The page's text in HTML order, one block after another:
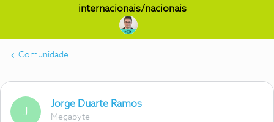
internacionais/nacionais
Comunidade
J
Jorge Duarte Ramos
Megabyte